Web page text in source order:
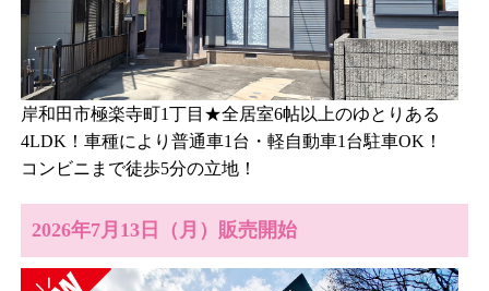
岸和田市極楽寺町1丁目★全居室6帖以上のゆとりある
4LDK！車種により普通車1台・軽自動車1台駐車OK！
コンビニまで徒歩5分の立地！
2026年7月13日（月）販売開始